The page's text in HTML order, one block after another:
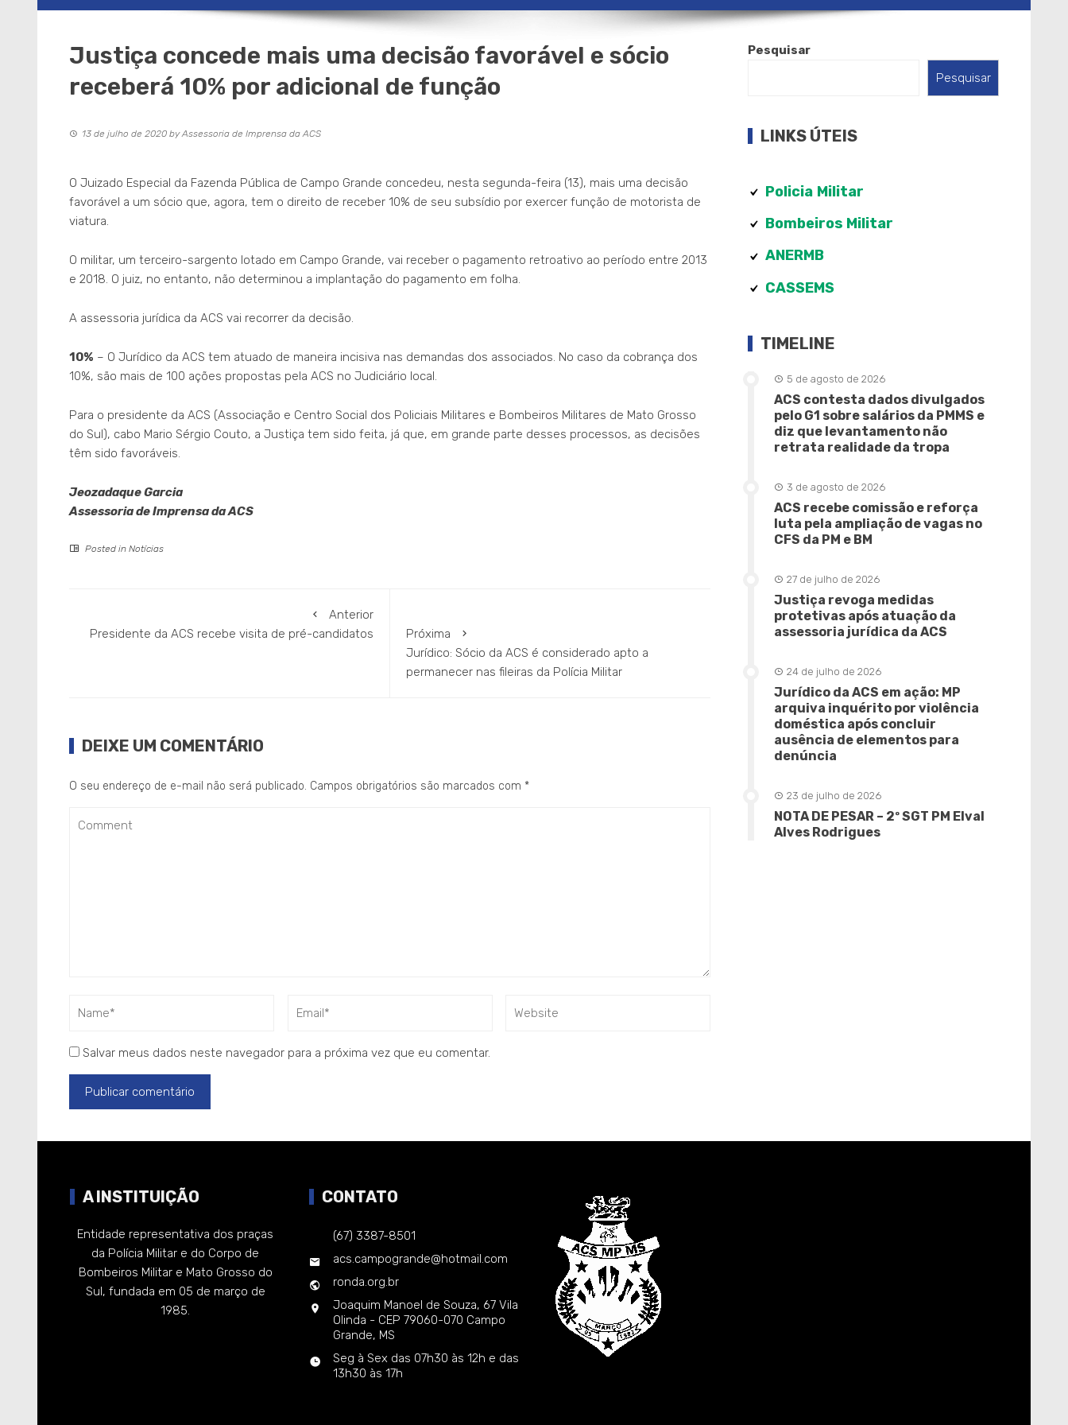
Justiça concede mais uma decisão favorável e sócio
receberá 10% por adicional de função
13 de julho de 2020 byAssessoria de Imprensa da ACS
O Juizado Especial da Fazenda Pública de Campo Grande concedeu, nesta segunda-feira (13), mais uma decisão
favorável a um sócio que, agora, tem o direito de receber 10% de seu subsídio por exercer função de motorista de
viatura.
O militar, um terceiro-sargento lotado em Campo Grande, vai receber o pagamento retroativo ao período entre 2013
e 2018. O juiz, no entanto, não determinou a implantação do pagamento em folha.
A assessoria jurídica da ACS vai recorrer da decisão.
10% – O Jurídico da ACS tem atuado de maneira incisiva nas demandas dos associados. No caso da cobrança dos
10%, são mais de 100 ações propostas pela ACS no Judiciário local.
Para o presidente da ACS (Associação e Centro Social dos Policiais Militares e Bombeiros Militares de Mato Grosso
do Sul), cabo Mario Sérgio Couto, a Justiça tem sido feita, já que, em grande parte desses processos, as decisões
têm sido favoráveis.
Jeozadaque Garcia
Assessoria de Imprensa da ACS
Posted in Notícias
Anterior
Presidente da ACS recebe visita de pré-candidatos
Próxima
Jurídico: Sócio da ACS é considerado apto a
permanecer nas fileiras da Polícia Militar
DEIXE UM COMENTÁRIO
O seu endereço de e-mail não será publicado. Campos obrigatórios são marcados com *
Salvar meus dados neste navegador para a próxima vez que eu comentar.
Pesquisar
Pesquisar
LINKS ÚTEIS
Policia Militar
Bombeiros Militar
ANERMB
CASSEMS
TIMELINE
5 de agosto de 2026
ACS contesta dados divulgados
pelo G1 sobre salários da PMMS e
diz que levantamento não
retrata realidade da tropa
3 de agosto de 2026
ACS recebe comissão e reforça
luta pela ampliação de vagas no
CFS da PM e BM
27 de julho de 2026
Justiça revoga medidas
protetivas após atuação da
assessoria jurídica da ACS
24 de julho de 2026
Jurídico da ACS em ação: MP
arquiva inquérito por violência
doméstica após concluir
ausência de elementos para
denúncia
23 de julho de 2026
NOTA DE PESAR – 2º SGT PM Elval
Alves Rodrigues
A INSTITUIÇÃO
Entidade representativa dos praças
da Polícia Militar e do Corpo de
Bombeiros Militar e Mato Grosso do
Sul, fundada em 05 de março de
1985.
CONTATO
(67) 3387-8501
acs.campogrande@hotmail.com
ronda.org.br
Joaquim Manoel de Souza, 67 Vila
Olinda - CEP 79060-070 Campo
Grande, MS
Seg à Sex das 07h30 às 12h e das
13h30 às 17h